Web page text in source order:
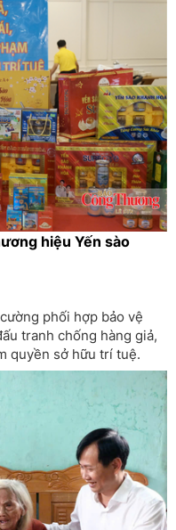
hiệu Yến sào
phối hợp bảo vệ
tranh chống hàng giả,
quyền sở hữu trí tuệ.